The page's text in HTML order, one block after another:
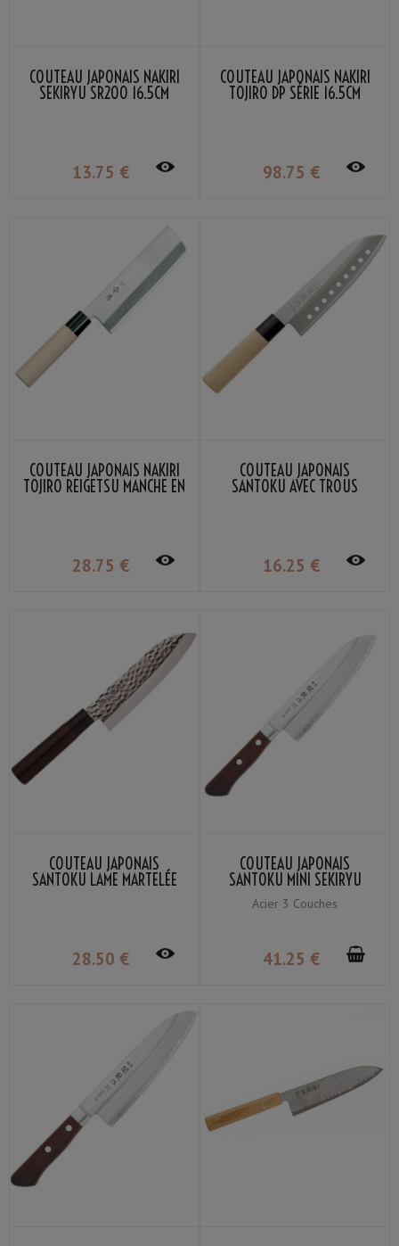
COUTEAU JAPONAIS NAKIRI
SEKIRYU SR200 16.5CM
13.75 €
COUTEAU JAPONAIS NAKIRI
TOJIRO DP SÉRIE 16.5CM
98.75 €
COUTEAU JAPONAIS NAKIRI
TOJIRO REIGETSU MANCHE EN
28.75 €
COUTEAU JAPONAIS
SANTOKU AVEC TROUS
16.25 €
COUTEAU JAPONAIS
SANTOKU LAME MARTELÉE
28.50 €
COUTEAU JAPONAIS
SANTOKU MINI SEKIRYU
HAMON SRW101 14CM
Acier 3 Couches
41.25 €